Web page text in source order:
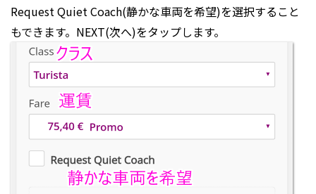
Request Quiet Coach(静かな車両を希望)を選択すること
もできます。NEXT(次へ)をタップします。